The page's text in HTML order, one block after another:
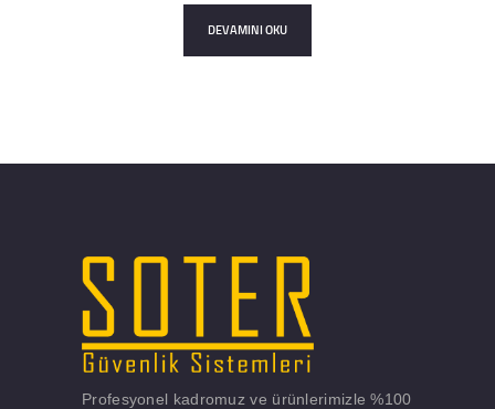
DEVAMINI OKU
Profesyonel kadromuz ve ürünlerimizle %100